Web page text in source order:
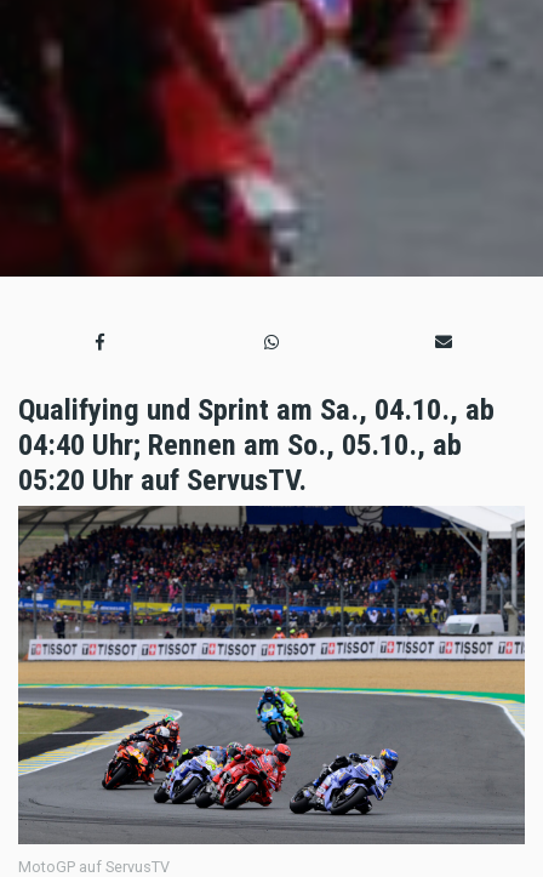
Qualifying und Sprint am Sa., 04.10., ab
04:40 Uhr; Rennen am So., 05.10., ab
05:20 Uhr auf ServusTV.
MotoGP auf ServusTV